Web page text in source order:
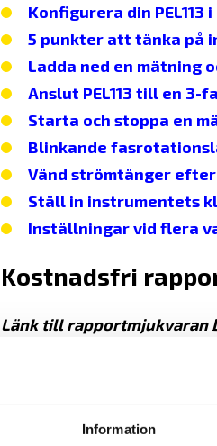
Information
Konfigurera din PEL113 i
5 punkter att tänka på
Ladda ned en mätning
Anslut PEL113 till en 3-
Starta och stoppa en
Blinkande
Vänd strömtänger
Ställ in instrumentets
Inställningar vid flera
Kostnadsfri
Länk till rapportmjukvaran